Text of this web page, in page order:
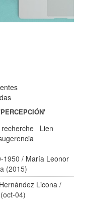
Lien
1950 / María Leonor
(2015)
Licona /
04)